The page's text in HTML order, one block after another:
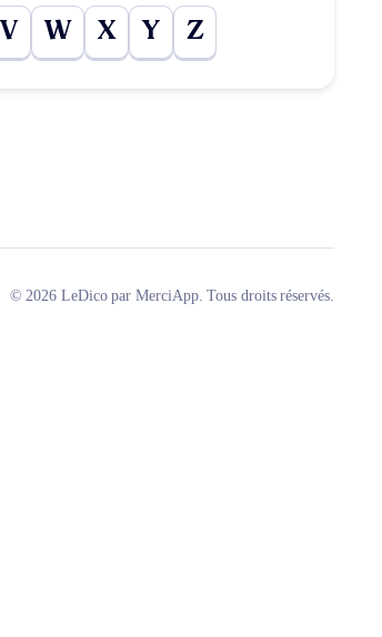
V W X Y Z
© 2026 LeDico par MerciApp. Tous droits réservés.